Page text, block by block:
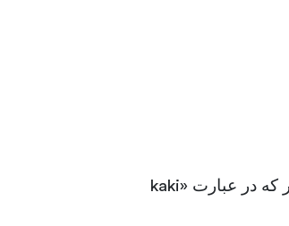
کلمه «kaki» می‌تواند هم به معنی پا باشد و هم به عنوان یک کلمه عامیانه برای «کارشناس» استفاده شود، همانطور که در عبارت «kaki